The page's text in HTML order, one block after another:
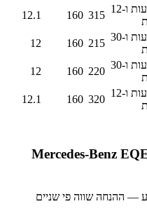
9 שעות ו-12
315
160
12.1
6 שעות ו-30
215
160
12
6 שעות ו-30
220
160
12
9 שעות ו-12
320
160
12.1
Mercedes-Benz
— ההנחה שווה פי שניים